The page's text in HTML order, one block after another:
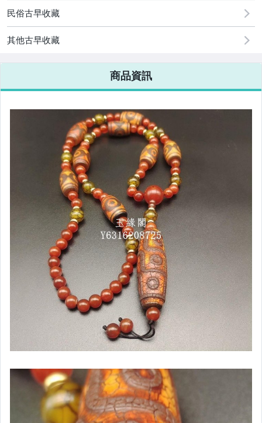
民俗古早收藏
其他古早收藏
商品資訊